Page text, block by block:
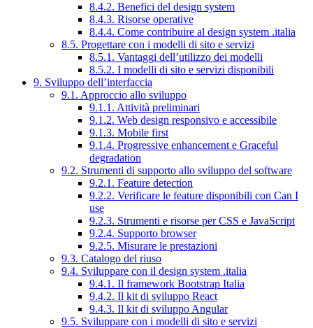
8.4.2. Benefici del design system
8.4.3. Risorse operative
8.4.4. Come contribuire al design system .italia
8.5. Progettare con i modelli di sito e servizi
8.5.1. Vantaggi dell’utilizzo dei modelli
8.5.2. I modelli di sito e servizi disponibili
9. Sviluppo dell’interfaccia
9.1. Approccio allo sviluppo
9.1.1. Attività preliminari
9.1.2. Web design responsivo e accessibile
9.1.3. Mobile first
9.1.4. Progressive enhancement e Graceful
degradation
9.2. Strumenti di supporto allo sviluppo del software
9.2.1. Feature detection
9.2.2. Verificare le feature disponibili con Can I
use
9.2.3. Strumenti e risorse per CSS e JavaScript
9.2.4. Supporto browser
9.2.5. Misurare le prestazioni
9.3. Catalogo del riuso
9.4. Sviluppare con il design system .italia
9.4.1. Il framework Bootstrap Italia
9.4.2. Il kit di sviluppo React
9.4.3. Il kit di sviluppo Angular
9.5. Sviluppare con i modelli di sito e servizi